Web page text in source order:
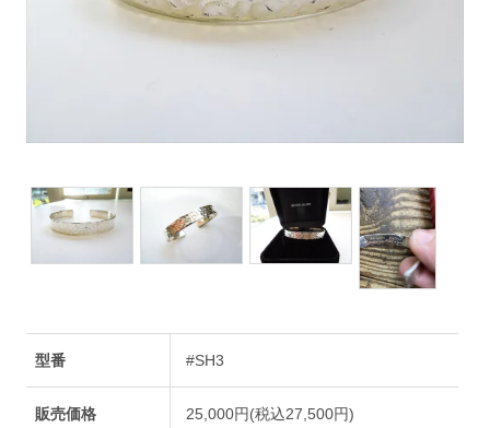
型番 #SH3
販売価格 25,000円(税込27,500円)